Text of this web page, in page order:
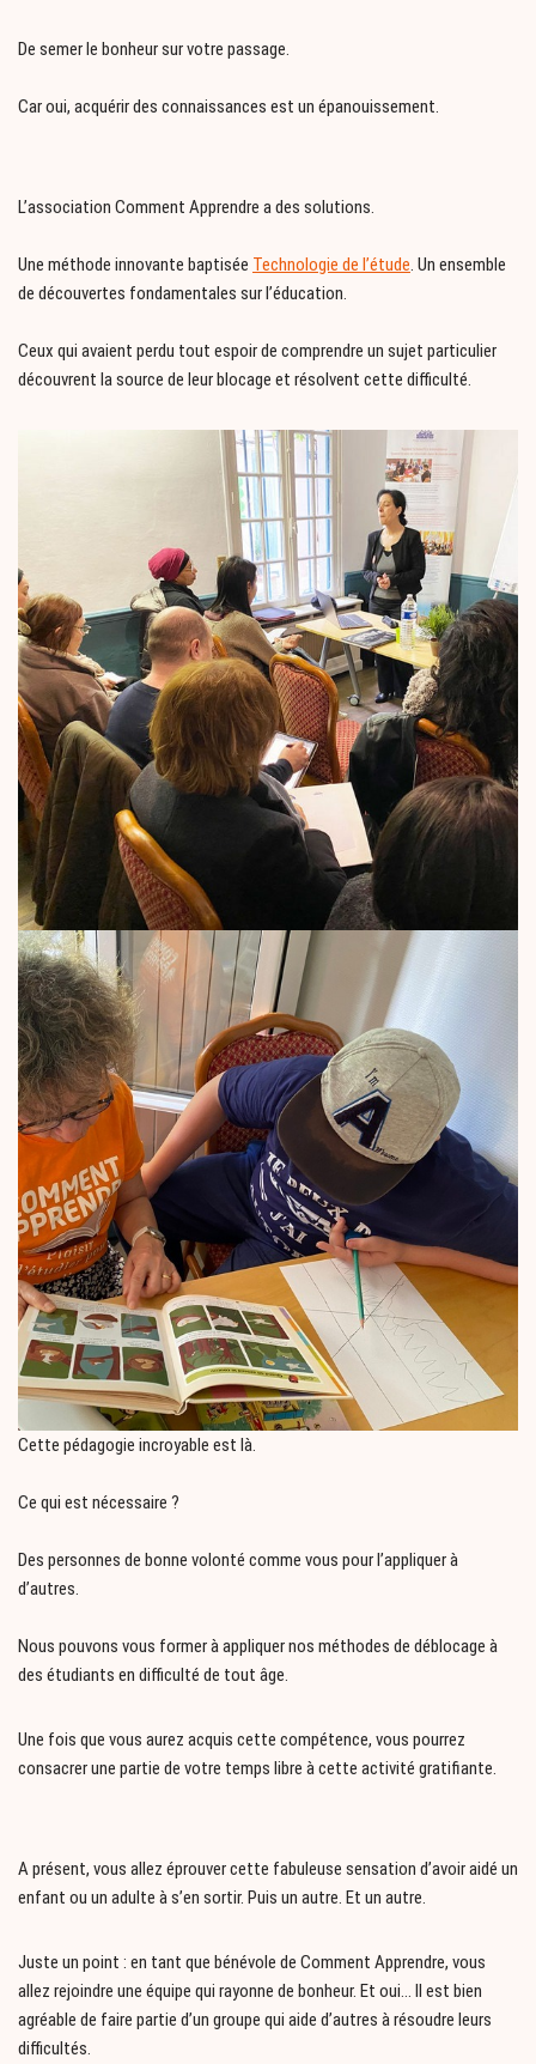
De semer le bonheur sur votre passage.
Car oui, acquérir des connaissances est un épanouissement.
L’association Comment Apprendre a des solutions.
Une méthode innovante baptisée Technologie de l’étude. Un ensemble
de découvertes fondamentales sur l’éducation.
Ceux qui avaient perdu tout espoir de comprendre un sujet particulier
découvrent la source de leur blocage et résolvent cette difficulté.
Cette pédagogie incroyable est là.
Ce qui est nécessaire ?
Des personnes de bonne volonté comme vous pour l’appliquer à
d’autres.
Nous pouvons vous former à appliquer nos méthodes de déblocage à
des étudiants en difficulté de tout âge.
Une fois que vous aurez acquis cette compétence, vous pourrez
consacrer une partie de votre temps libre à cette activité gratifiante.
A présent, vous allez éprouver cette fabuleuse sensation d’avoir aidé un
enfant ou un adulte à s’en sortir. Puis un autre. Et un autre.
Juste un point : en tant que bénévole de Comment Apprendre, vous
allez rejoindre une équipe qui rayonne de bonheur. Et oui… Il est bien
agréable de faire partie d’un groupe qui aide d’autres à résoudre leurs
difficultés.